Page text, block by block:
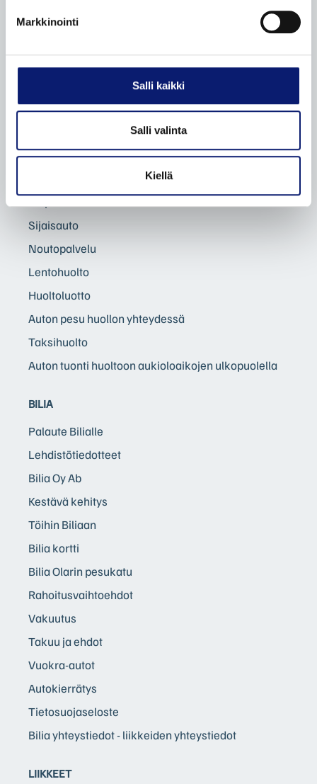
Markkinointi
Salli kaikki
Salli valinta
Kiellä
Mobile service
Volvo tuulilasin vaihto ja korjaus
Katsastuspalvelu
Huoltokyselylomake
Huolto- ja korjausehdot (PDF)
Sijaisauto
Noutopalvelu
Lentohuolto
Huoltoluotto
Auton pesu huollon yhteydessä
Taksihuolto
Auton tuonti huoltoon aukioloaikojen ulkopuolella
BILIA
Palaute Bilialle
Lehdistötiedotteet
Bilia Oy Ab
Kestävä kehitys
Töihin Biliaan
Bilia kortti
Bilia Olarin pesukatu
Rahoitusvaihtoehdot
Vakuutus
Takuu ja ehdot
Vuokra-autot
Autokierrätys
Tietosuojaseloste
Bilia yhteystiedot - liikkeiden yhteystiedot
LIIKKEET